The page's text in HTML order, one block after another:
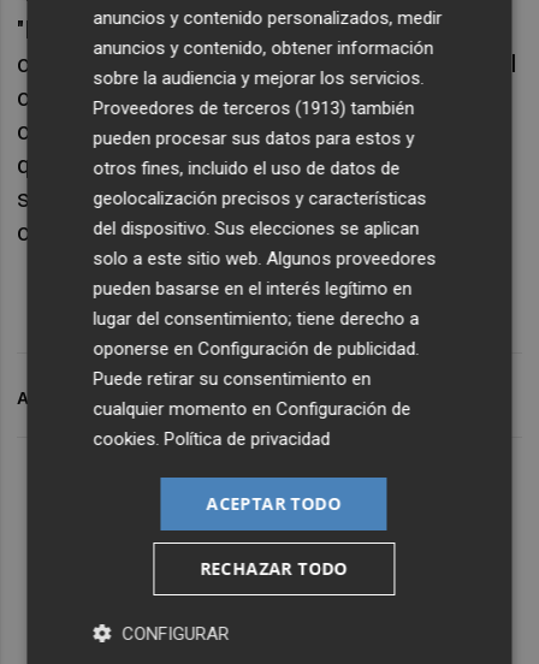
"Es una grandísima operación por parte del
club porque con el calendario WNBA es difícil
contar con jugadoras de este nivel que sean
capaces de terminar la temporada. Es alguien
que suma hasta final de temporada. Estoy
seguro de que ayudará mucho al equipo",
concluyó.
ARCHIVADO EN VALENCIA BASKET
anuncios y contenido personalizados, medir
anuncios y contenido, obtener información
sobre la audiencia y mejorar los servicios.
Proveedores de terceros (1913) también
pueden procesar sus datos para estos y
otros fines, incluido el uso de datos de
geolocalización precisos y características
del dispositivo. Sus elecciones se aplican
solo a este sitio web. Algunos proveedores
pueden basarse en el interés legítimo en
lugar del consentimiento; tiene derecho a
oponerse enConfiguración de publicidad
Puede retirar su consentimiento en
cualquier momento enConfiguración de
cookies .Política de privacidad
ACEPTAR TODO
RECHAZAR TODO
CONFIGURAR